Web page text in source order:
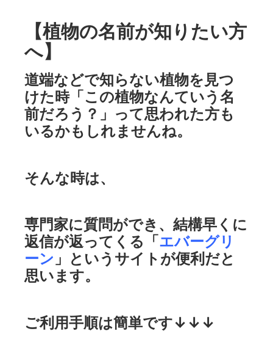
【植物の名前が知りたい方
へ】
道端などで知らない植物を見つ
けた時「この植物なんていう名
前だろう？」って思われた方も
いるかもしれませんね。
そんな時は、
専門家に質問ができ、結構早くに
返信が返ってくる「エバーグリ
ーン 」というサイトが便利だと
思います。
ご利用手順は簡単です↓↓↓